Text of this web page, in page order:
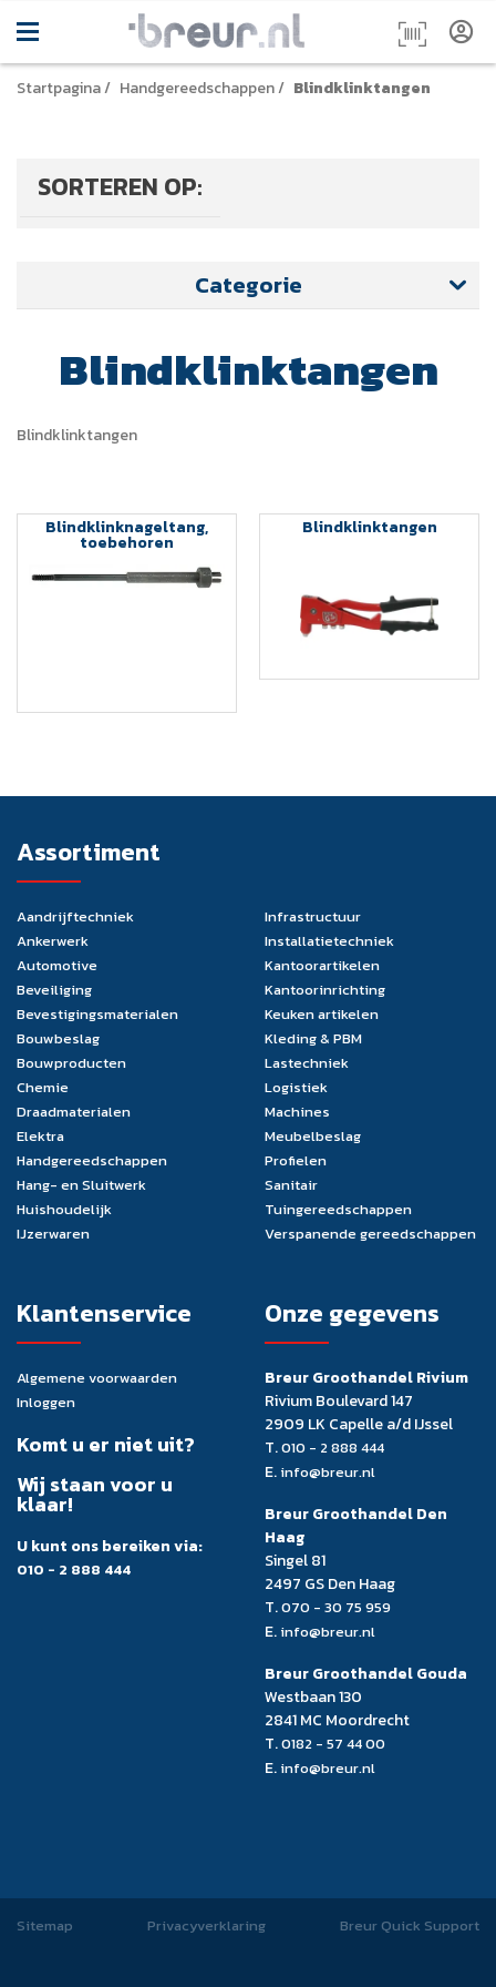
Startpagina/ Handgereedschappen/ Blindklinktangen
SORTEREN OP:
Categorie
Blindklinktangen
Blindklinktangen
Blindklinknageltang,
toebehoren
Blindklinktangen
Assortiment
Aandrijftechniek
Ankerwerk
Automotive
Beveiliging
Bevestigingsmaterialen
Bouwbeslag
Bouwproducten
Chemie
Draadmaterialen
Elektra
Handgereedschappen
Hang- en Sluitwerk
Huishoudelijk
IJzerwaren
Infrastructuur
Installatietechniek
Kantoorartikelen
Kantoorinrichting
Keuken artikelen
Kleding & PBM
Lastechniek
Logistiek
Machines
Meubelbeslag
Profielen
Sanitair
Tuingereedschappen
Verspanende gereedschappen
Klantenservice
Algemene voorwaarden
Inloggen
Komt u er niet uit?
Wij staan voor u
klaar!
U kunt ons bereiken via:
010 - 2 888 444
Onze gegevens
Breur Groothandel Rivium
Rivium Boulevard 147
2909 LK Capelle a/d IJssel
T.010 - 2 888 444
E. info@breur.nl
Breur Groothandel Den
Haag
Singel 81
2497 GS Den Haag
T.070 - 30 75 959
E. info@breur.nl
Breur Groothandel Gouda
Westbaan 130
2841 MC Moordrecht
T.0182 - 57 44 00
E. info@breur.nl
Sitemap Privacyverklaring Breur Quick Support